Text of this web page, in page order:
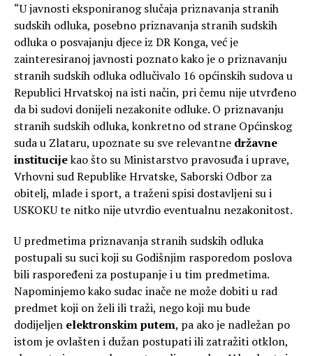
“U javnosti eksponiranog slučaja priznavanja stranih
sudskih odluka, posebno priznavanja stranih sudskih
odluka o posvajanju djece iz DR Konga, već je
zainteresiranoj javnosti poznato kako je o priznavanju
stranih sudskih odluka odlučivalo 16 općinskih sudova u
Republici Hrvatskoj na isti način, pri čemu nije utvrđeno
da bi sudovi donijeli nezakonite odluke. O priznavanju
stranih sudskih odluka, konkretno od strane Općinskog
suda u Zlataru, upoznate su sve relevantne državne
institucijekao što su Ministarstvo pravosuđa i uprave,
Vrhovni sud Republike Hrvatske, Saborski Odbor za
obitelj, mlade i sport, a traženi spisi dostavljeni su i
USKOKU te nitko nije utvrdio eventualnu nezakonitost.
U predmetima priznavanja stranih sudskih odluka
postupali su suci koji su Godišnjim rasporedom poslova
bili raspoređeni za postupanje i u tim predmetima.
Napominjemo kako sudac inače ne može dobiti u rad
predmet koji on želi ili traži, nego koji mu bude
dodijeljen elektronskim putem, pa ako je nadležan po
istom je ovlašten i dužan postupati ili zatražiti otklon,